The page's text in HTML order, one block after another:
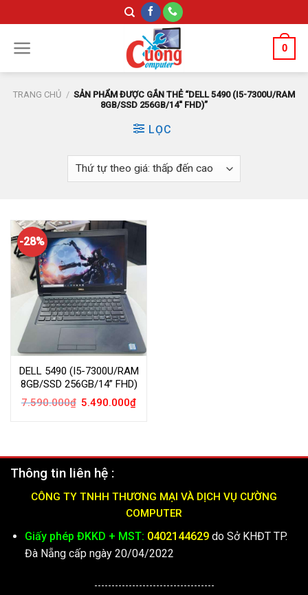
to
content
0
TRANG CHỦ / SẢN PHẨM ĐƯỢC GẮN THẺ “DELL 5490 (I5-7300U/RAM
8GB/SSD 256GB/14'' FHD)”
LỌC
-28%
DELL 5490 (I5-7300U/RAM
8GB/SSD 256GB/14” FHD)
7.590.000₫ Giá
5.490.000₫Giá
Thông tin liên hệ :
CÔNG TY TNHH THƯƠNG MẠI VÀ DỊCH VỤ CƯỜNG
COMPUTER
Giấy phép ĐKKD + MST: 0402144629do Sở KHĐT TP.
Đà Nẵng cấp ngày 20/04/2022
-----------------------------------